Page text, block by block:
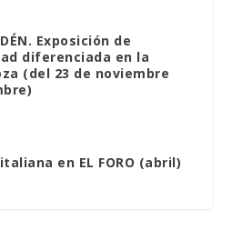
Exposición de
diferenciada en la
(del 23 de noviembre
en EL FORO (abril)